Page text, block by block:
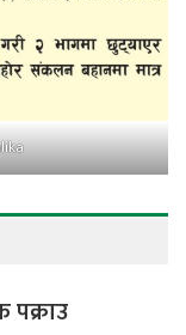
पक्राउ